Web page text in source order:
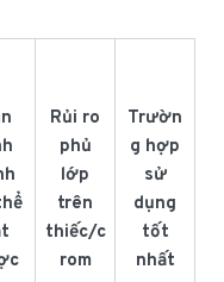
Rủi ro
phủ
lớp
trên
thiếc/c
rom
Trườn
g hợp
sử
dụng
tốt
nhất